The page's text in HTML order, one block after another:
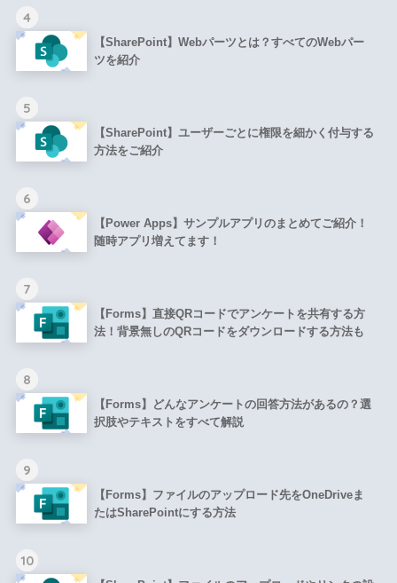
4
【SharePoint】Webパーツとは？すべてのWebパー
ツを紹介
5
【SharePoint】ユーザーごとに権限を細かく付与する
方法をご紹介
6
【Power Apps】サンプルアプリのまとめてご紹介！
随時アプリ増えてます！
7
【Forms】直接QRコードでアンケートを共有する方
法！背景無しのQRコードをダウンロードする方法も
8
【Forms】どんなアンケートの回答方法があるの？選
択肢やテキストをすべて解説
9
【Forms】ファイルのアップロード先をOneDriveま
たはSharePointにする方法
10